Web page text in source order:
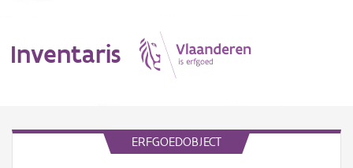
Inventaris
ERFGOEDOBJECT